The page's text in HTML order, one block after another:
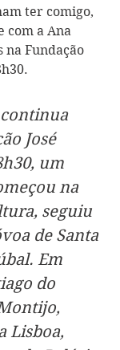
ter comigo,
com a Ana
Fundação
José
um
na
seguiu
de Santa
Em
do
Lisboa,